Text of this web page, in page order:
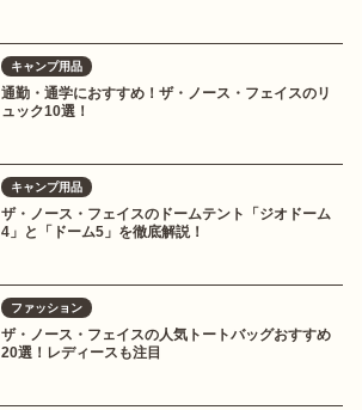
キャンプ用品
通勤・通学におすすめ！ザ・ノース・フェイスのリ
ュック10選！
キャンプ用品
ザ・ノース・フェイスのドームテント「ジオドーム
4」と「ドーム5」を徹底解説！
ファッション
ザ・ノース・フェイスの人気トートバッグおすすめ
20選！レディースも注目